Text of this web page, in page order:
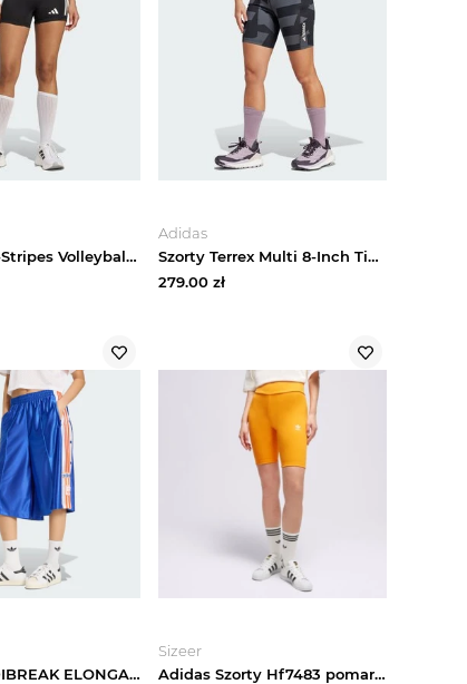
Spodenki 3-Stripes Volleyball Adidas czarny
Adidas
Szorty Terrex Multi 8-Inch Tight Printed Adidas
279.00 zł
SZORTY ADIBREAK ELONGATED Adidas niebieski
Sizeer
Adidas Szorty Hf7483 pomarańczowy